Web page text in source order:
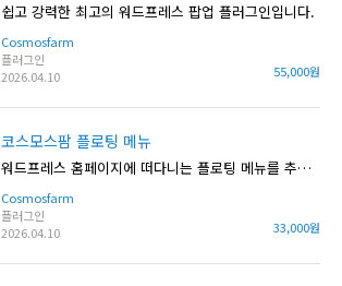
쉽고 강력한 최고의 워드프레스 팝업 플러그인입니다.
Cosmosfarm
플러그인
2026.04.10
55,000원
코스모스팜 플로팅 메뉴
워드프레스 홈페이지에 떠다니는 플로팅 메뉴를 추가합니다.
Cosmosfarm
플러그인
2026.04.10
33,000원